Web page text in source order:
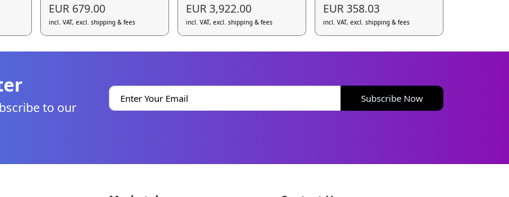
EUR 679.00
incl. VAT, excl. shipping & fees
EUR 3,922.00
incl. VAT, excl. shipping & fees
EUR 358.03
incl. VAT, excl. shipping & fees
to our
Subscribe Now